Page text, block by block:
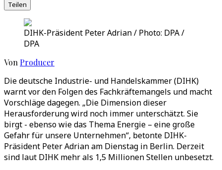
Teilen
DIHK-Präsident Peter Adrian / Photo: DPA /
DPA
Von Producer
Die deutsche Industrie- und Handelskammer (DIHK)
warnt vor den Folgen des Fachkräftemangels und macht
Vorschläge dagegen. „Die Dimension dieser
Herausforderung wird noch immer unterschätzt. Sie
birgt - ebenso wie das Thema Energie – eine große
Gefahr für unsere Unternehmen“, betonte DIHK-
Präsident Peter Adrian am Dienstag in Berlin. Derzeit
sind laut DIHK mehr als 1,5 Millionen Stellen unbesetzt.